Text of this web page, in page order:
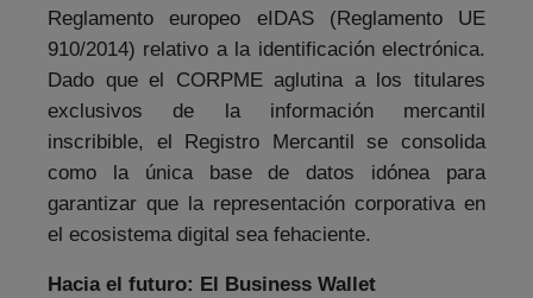
Reglamento europeo eIDAS (Reglamento UE
910/2014) relativo a la identificación electrónica.
Dado que el CORPME aglutina a los titulares
exclusivos de la información mercantil
inscribible, el Registro Mercantil se consolida
como la única base de datos idónea para
garantizar que la representación corporativa en
el ecosistema digital sea fehaciente.
Hacia el futuro: El Business Wallet